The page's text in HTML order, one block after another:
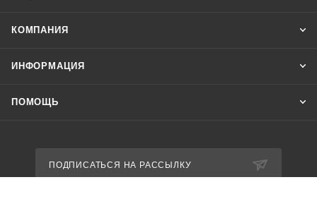
КОМПАНИЯ
ИНФОРМАЦИЯ
ПОМОЩЬ
ПОДПИСАТЬСЯ НА РАССЫЛКУ